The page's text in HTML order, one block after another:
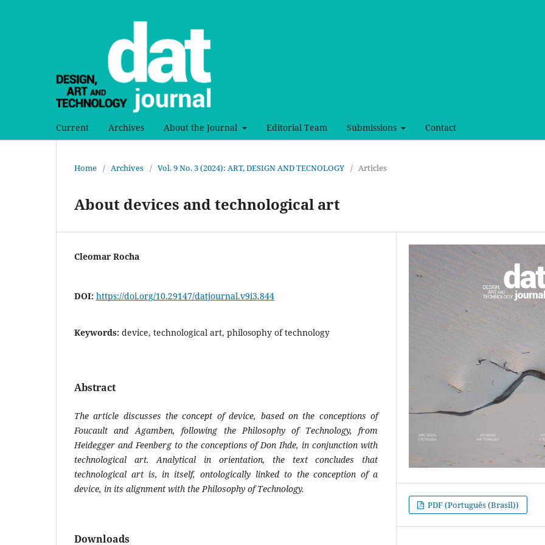
Current Archives About the Journal Editorial Team Submissions Contact
Home / Archives / Vol. 9 No. 3 (2024): ART, DESIGN AND TECNOLOGY / Articles
About devices and technological art
Cleomar Rocha
DOI: https://doi.org/10.29147/datjournal.v9i3.844
Keywords: device, technological art, philosophy of technology
Abstract
The article discusses the concept of device, based on the conceptions of
Foucault and Agamben, following the Philosophy of Technology, from
Heidegger and Feenberg to the conceptions of Don Ihde, in conjunction with
technological art. Analytical in orientation, the text concludes that
technological art is, in itself, ontologically linked to the conception of a
device, in its alignment with the Philosophy of Technology.
Downloads
PDF (Português (Brasil))